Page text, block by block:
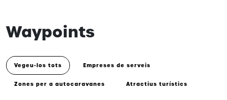
Waypoints
Vegeu-los tots Empreses de serveis
Zones per a autocaravanes Atractius turístics